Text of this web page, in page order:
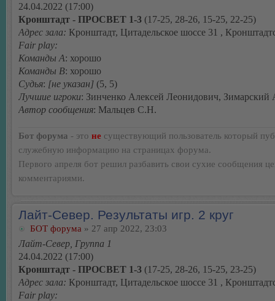
24.04.2022 (17:00)
Кронштадт - ПРОСВЕТ 1-3 (17-25, 28-26, 15-25, 22-25)
Адрес зала: Кронштадт, Цитадельское шоссе 31 ,
Fair play:
Команды А: хорошо
Команды В: хорошо
Судья: [не указан] (5, 5)
Лучшие игроки: Зинченко Алексей Леонидович, Зимарский
Автор сообщения: Мальцев С.Н.
Бот форума - это не существующий пользователь который
служебную информацию на страницах форума.
Первого апреля бот решил разбавить свои сухие сообщения
комментариями.
Лайт-Север. Результаты игр. 2 круг
БОТ форума » 27 апр 2022, 23:03
Лайт-Север, Группа 1
24.04.2022 (17:00)
Кронштадт - ПРОСВЕТ 1-3 (17-25, 28-26, 15-25, 23-25)
Адрес зала: Кронштадт, Цитадельское шоссе 31 ,
Fair play: